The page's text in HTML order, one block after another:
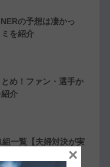
の予想は凄かっ
を紹介
め！ファン・選手か
介
一覧【夫婦対決が実
×